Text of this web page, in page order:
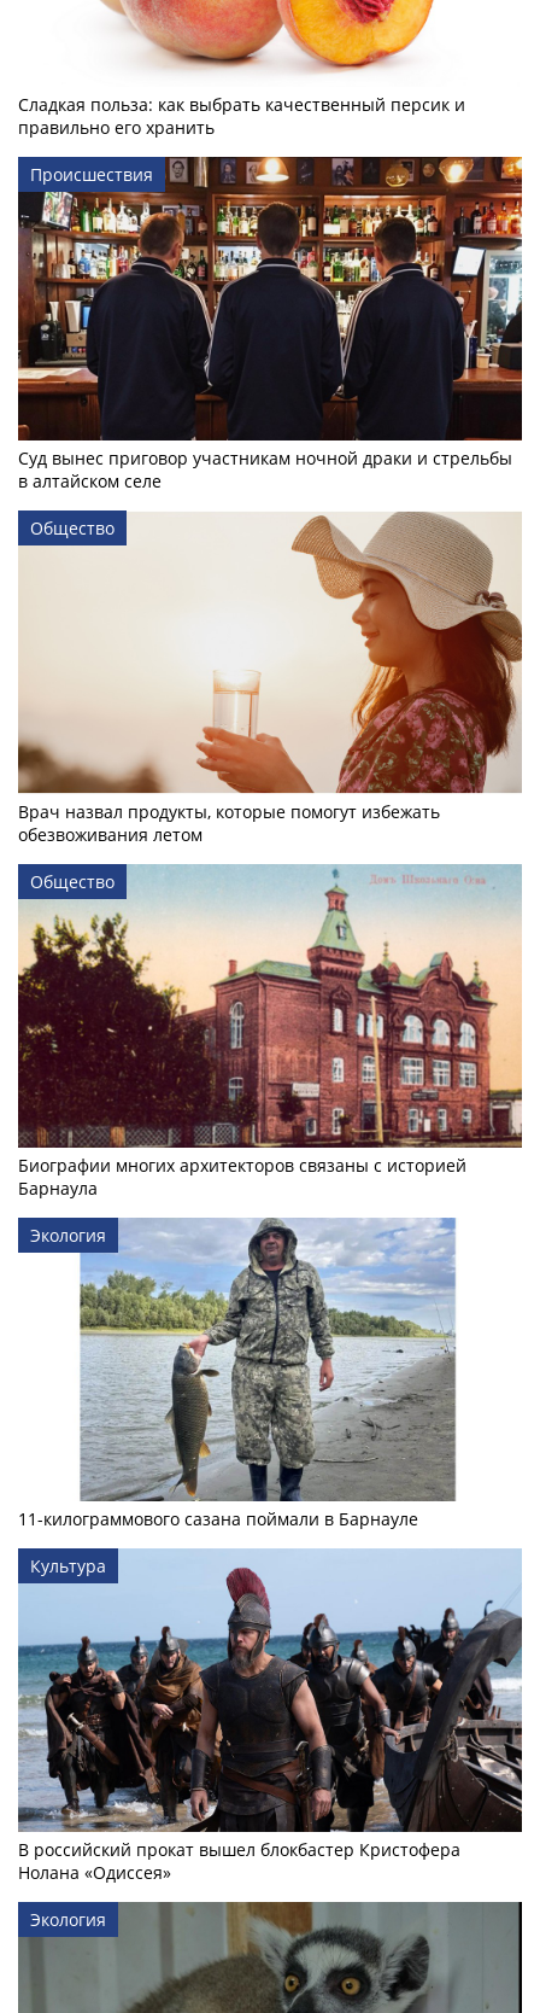
Сладкая польза: как выбрать качественный персик и
правильно его хранить
Происшествия
Суд вынес приговор участникам ночной драки и стрельбы
в алтайском селе
Общество
Врач назвал продукты, которые помогут избежать
обезвоживания летом
Общество
Биографии многих архитекторов связаны с историей
Барнаула
Экология
11-килограммового сазана поймали в Барнауле
Культура
В российский прокат вышел блокбастер Кристофера
Нолана «Одиссея»
Экология